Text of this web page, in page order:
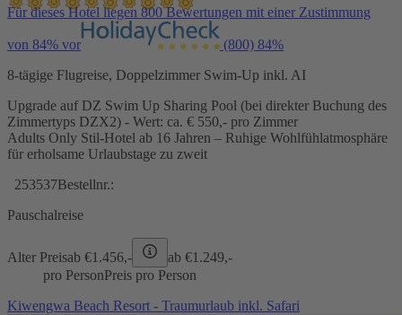
Für dieses Hotel liegen 800 Bewertungen mit einer Zustimmung
von 84% vor (800) 84%
8-tägige Flugreise, Doppelzimmer Swim-Up inkl. AI
Upgrade auf DZ Swim Up Sharing Pool (bei direkter Buchung des
Zimmertyps DZX2) - Wert: ca. € 550,- pro Zimmer
Adults Only Stil-Hotel ab 16 Jahren – Ruhige Wohlfühlatmosphäre
für erholsame Urlaubstage zu zweit
253537Bestellnr.:
Pauschalreise
Alter Preisab €1.456,- ab €1.249,-
pro PersonPreis pro Person
Kiwengwa Beach Resort - Traumurlaub inkl. Safari